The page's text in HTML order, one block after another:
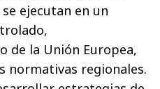
ejecutan en un
de la Unión Europea,
normativas regionales.